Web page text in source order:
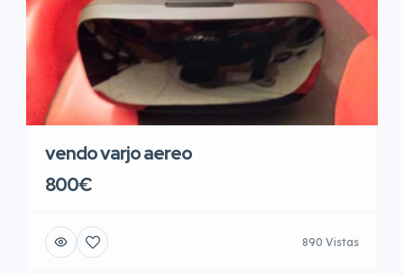
vendo varjo aereo
800€
890 Vistas